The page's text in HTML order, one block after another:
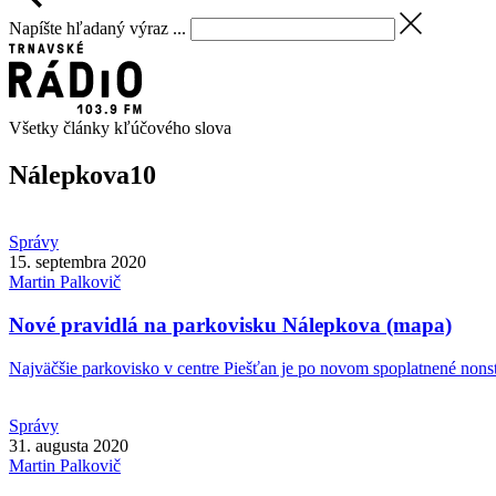
Napíšte hľadaný výraz ...
Všetky články kľúčového slova
Nálepkova10
Správy
15. septembra 2020
Martin Palkovič
Nové pravidlá na parkovisku Nálepkova (mapa)
Najväčšie parkovisko v centre Piešťan je po novom spoplatnené
Správy
31. augusta 2020
Martin Palkovič